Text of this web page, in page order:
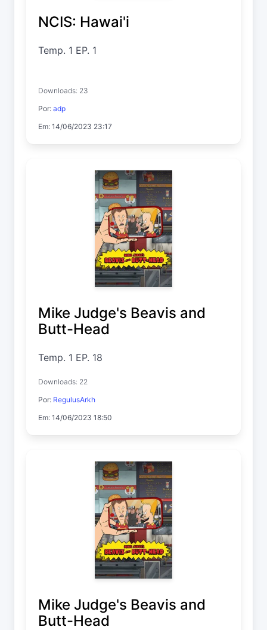
NCIS: Hawai'i
Temp. 1 EP. 1
Downloads: 23
Por: adp
Em: 14/06/2023 23:17
Mike Judge's Beavis and
Butt-Head
Temp. 1 EP. 18
Downloads: 22
Por: RegulusArkh
Em: 14/06/2023 18:50
Mike Judge's Beavis and
Butt-Head